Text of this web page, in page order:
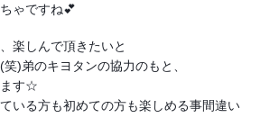
ゃですね💕
楽しんで頂きたいと
笑)弟のキヨタンの協力のもと、
ます☆
いる方も初めての方も楽しめる事間違い